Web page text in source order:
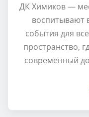
ДК Химиков —
воспитывают
события для
пространство,
современный